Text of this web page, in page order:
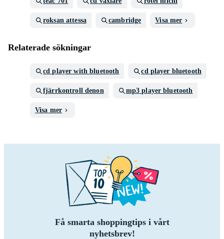
roksan attessa cambridge Visa mer
Relaterade sökningar
cd player with bluetooth cd player bluetooth
fjärrkontroll denon mp3 player bluetooth
Visa mer
Få smarta shoppingtips i vårt
nyhetsbrev!